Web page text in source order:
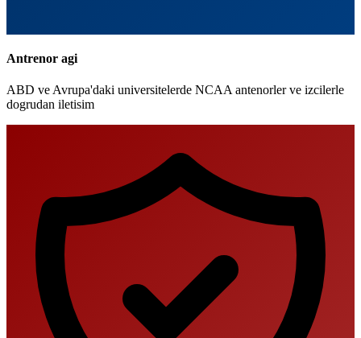
Antrenor agi
ABD ve Avrupa'daki universitelerde NCAA antenorler ve izcilerle
dogrudan iletisim